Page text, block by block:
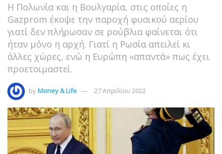
Η Πολωνία και η Βουλγαρία, στις οποίες η
Gazprom έκοψε την παροχή φυσικού αερίου
γιατί δεν πλήρωσαν σε ρούβλια φαίνεται ότι
ήταν μόνο η αρχή. Γιατί η Ρωσία απειλεί κι
άλλες χώρες, ενώ η Ευρώπη «απαντά» πως έχει
προετοιμαστεί.
byMoney & Life 27 Απριλίου 2022